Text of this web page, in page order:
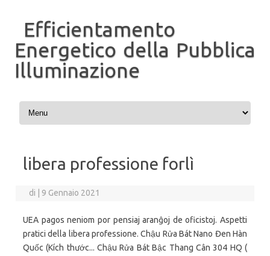
Efficientamento
Energetico della Pubblica
Illuminazione
Vai al contenuto
libera professione forlì
di 9 Gennaio 2021
UEA pagos neniom por pensiaj aranĝoj de oficistoj. Aspetti
pratici della libera professione. Chậu Rửa Bát Nano Đen Hàn
Quốc (Kích thước... Chậu Rửa Bát Bậc Thang Cân 304 HQ (